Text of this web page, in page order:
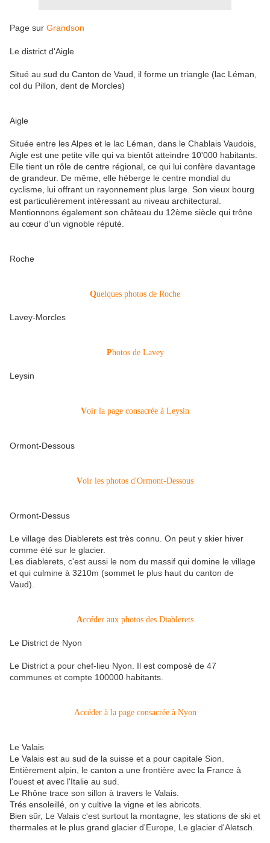
Page sur Grandson
Le district d'Aigle
Situé au sud du Canton de Vaud, il forme un triangle (lac Léman,
col du Pillon, dent de Morcles)
Aigle
Située entre les Alpes et le lac Léman, dans le Chablais Vaudois,
Aigle est une petite ville qui va bientôt atteindre 10'000 habitants.
Elle tient un rôle de centre régional, ce qui lui confère davantage
de grandeur. De même, elle héberge le centre mondial du
cyclisme, lui offrant un rayonnement plus large. Son vieux bourg
est particulièrement intéressant au niveau architectural.
Mentionnons également son château du 12ème siècle qui trône
au cœur d’un vignoble réputé.
Roche
Quelques photos de Roche
Lavey-Morcles
Photos de Lavey
Leysin
Voir la page consacrée à Leysin
Ormont-Dessous
Voir les photos d'Ormont-Dessous
Ormont-Dessus
Le village des Diablerets est très connu. On peut y skier hiver
comme été sur le glacier.
Les diablerets, c'est aussi le nom du massif qui domine le village
et qui culmine à 3210m (sommet le plus haut du canton de
Vaud).
Accéder aux photos des Diablerets
Le District de Nyon
Le District a pour chef-lieu Nyon. Il est composé de 47
communes et compte 100000 habitants.
Accéder à la page consacrée à Nyon
Le Valais
Le Valais est au sud de la suisse et a pour capitale Sion.
Entièrement alpin, le canton a une frontière avec la France à
l'ouest et avec l'Italie au sud.
Le Rhône trace son sillon à travers le Valais.
Trés ensoleillé, on y cultive la vigne et les abricots.
Bien sûr, Le Valais c'est surtout la montagne, les stations de ski et
thermales et le plus grand glacier d'Europe, Le glacier d'Aletsch.